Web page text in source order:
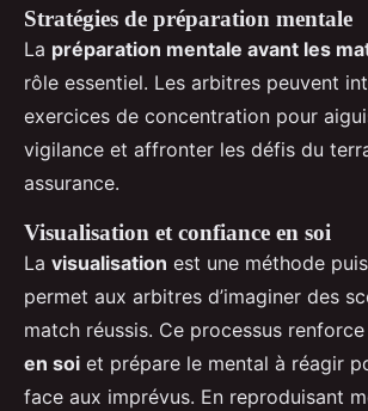
Stratégies de préparation mentale
La préparation mentale avant les
rôle essentiel. Les arbitres peuvent
exercices de concentration pour
vigilance et affronter les défis du
assurance.
Visualisation et confiance en soi
La visualisation est une méthode
permet aux arbitres d’imaginer des
match réussis. Ce processus renforce
en soi et prépare le mental à réagir
face aux imprévus. En reproduisant